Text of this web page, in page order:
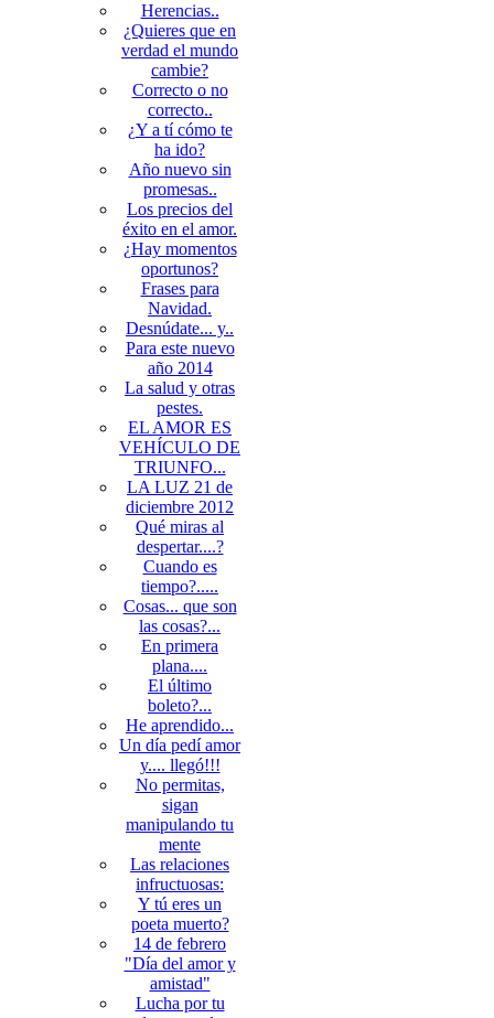
Herencias..
¿Quieres que en
verdad el mundo
cambie?
Correcto o no
correcto..
¿Y a tí cómo te
ha ido?
Año nuevo sin
promesas..
Los precios del
éxito en el amor.
¿Hay momentos
oportunos?
Frases para
Navidad.
Desnúdate... y..
Para este nuevo
año 2014
La salud y otras
pestes.
EL AMOR ES
VEHÍCULO DE
TRIUNFO...
LA LUZ 21 de
diciembre 2012
Qué miras al
despertar....?
Cuando es
tiempo?.....
Cosas... que son
las cosas?...
En primera
plana....
El último
boleto?...
He aprendido...
Un día pedí amor
y.... llegó!!!
No permitas,
sigan
manipulando tu
mente
Las relaciones
infructuosas:
Y tú eres un
poeta muerto?
14 de febrero
"Día del amor y
amistad"
Lucha por tu